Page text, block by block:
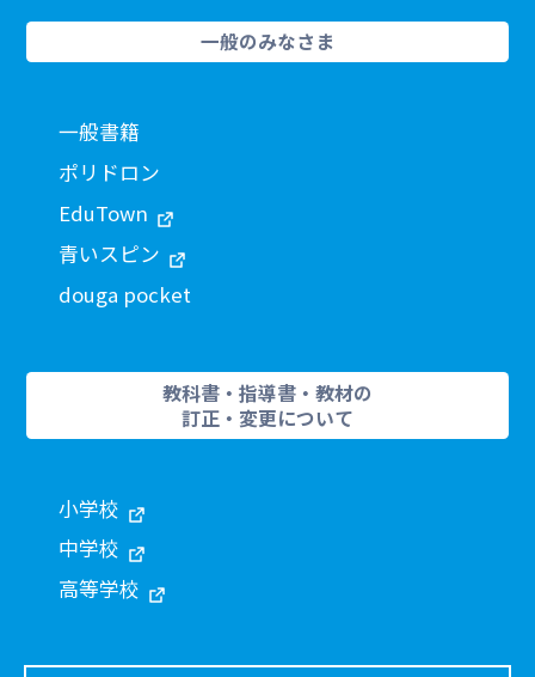
一般のみなさま
一般書籍
ポリドロン
EduTown
青いスピン
douga pocket
教科書・指導書・教材の
訂正・変更について
小学校
中学校
高等学校